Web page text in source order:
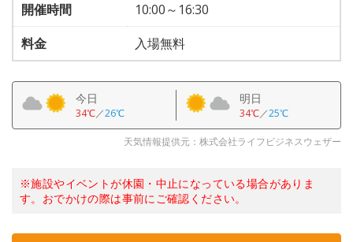
開催時間
10:00～16:30
料金
入場無料
今日
34℃／26℃
明日
34℃／25℃
天気情報提供元：株式会社ライフビジネスウェザー
※施設やイベントが休園・中止になっている場合がありま
す。おでかけの際は事前にご確認ください。